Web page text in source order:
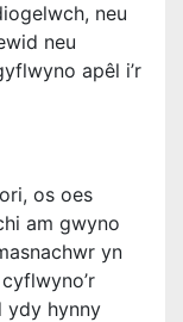
neu
neu
apêl i’r
os oes
am gwyno
yn
ydy hynny